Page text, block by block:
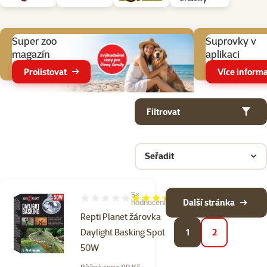
Super zoo
magazín
Prolistovat
Suprovky v
aplikaci
Více
Filtrovat
Seřadit
Produkty v kategorii Topné žárovky, kameny a topení do terárií
Repti Planet žárovka
Daylight Basking Spot
50W
Hodnocení 68%, počet hodnocení: 5
5×
hodnocení
1 2
Další stránka